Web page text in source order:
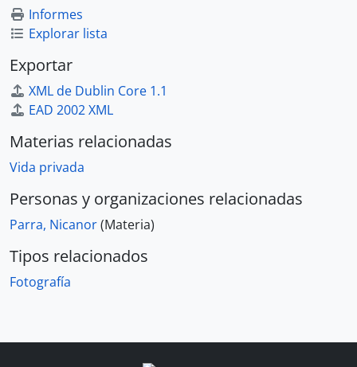
Informes
Explorar lista
Exportar
XML de Dublin Core 1.1
EAD 2002 XML
Materias relacionadas
Vida privada
Personas y organizaciones relacionadas
Parra, Nicanor(Materia)
Tipos relacionados
Fotografía